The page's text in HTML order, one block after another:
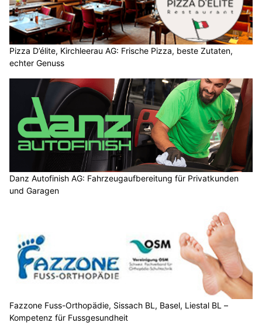
Pizza D’élite, Kirchleerau AG: Frische Pizza, beste Zutaten,
echter Genuss
Danz Autofinish AG: Fahrzeugaufbereitung für Privatkunden
und Garagen
Fazzone Fuss-Orthopädie, Sissach BL, Basel, Liestal BL –
Kompetenz für Fussgesundheit